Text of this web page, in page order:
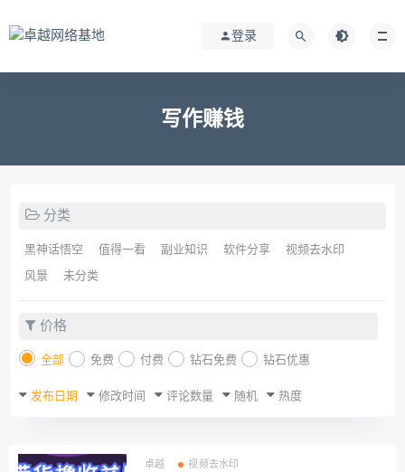
登录
写作赚钱
分类
黑神话悟空 值得一看 副业知识 软件分享 视频去水印
风景 未分类
价格
全部 免费 付费 钻石免费 钻石优惠
发布日期 修改时间 评论数量 随机 热度
卓越 视频去水印